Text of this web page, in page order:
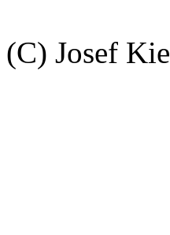
(C) Josef